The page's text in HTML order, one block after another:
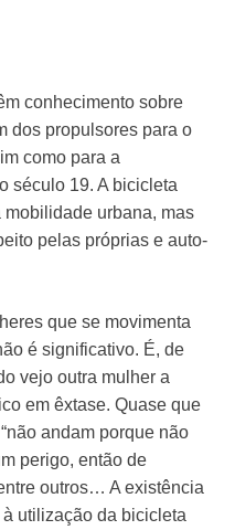
conhecimento sobre
dos propulsores para o
como para a
século 19. A bicicleta
urbana, mas
pelas próprias e auto-
que se movimenta
é significativo. É, de
vejo outra mulher a
em êxtase. Quase que
andam porque não
perigo, então de
outros… A existência
utilização da bicicleta